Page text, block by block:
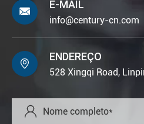

E-MAIL
info@century-cn.com

ENDEREÇO
528 Xingqi Road,
